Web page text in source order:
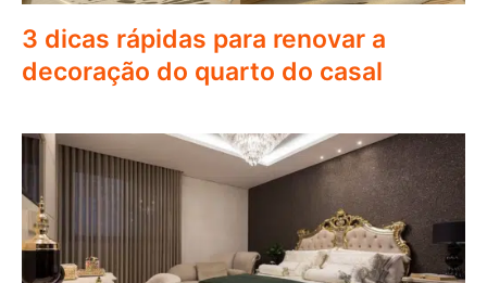
3 dicas rápidas para renovar a
decoração do quarto do casal